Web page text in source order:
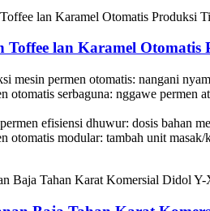
Toffee lan Karamel
mesin permen otomatis: nangani
otomatis serbaguna: nggawe
efisiensi dhuwur: dosis bahan
otomatis modular: tambah unit